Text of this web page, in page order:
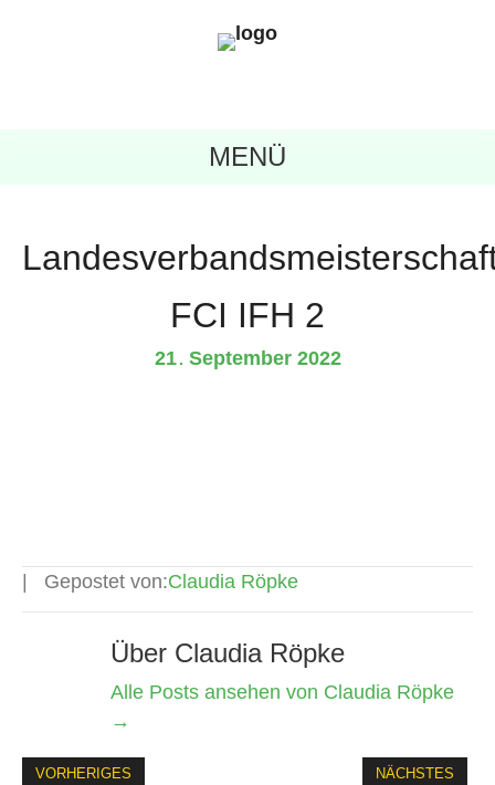
MENÜ
FCI IFH 2
21 . September 2022
Gepostet von:Claudia Röpke
Über Claudia Röpke
Alle Posts ansehen von Claudia Röpke
→
VORHERIGES NÄCHSTES